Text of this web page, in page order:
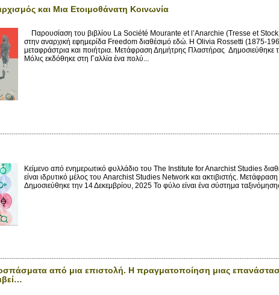
και Μια Ετοιμοθάνατη Κοινωνία
Παρουσίαση του βιβλίου La Société Mourante et l’Anarchie (Tresse et
στην αναρχική εφημερίδα Freedom διαθέσιμό εδώ. Η Olivia Rossetti (1875-
μεταφράστρια και ποιήτρια. Μετάφραση Δημήτρης Πλαστήρας Δημοσιεύθηκε
Μόλις εκδόθηκε στη Γαλλία ένα πολύ...
Κείμενο από ενημερωτικό φυλλάδιο του The Institute for Anarchist Studies
είναι ιδρυτικό μέλος του Anarchist Studies Network και ακτιβιστής.
Δημοσιεύθηκε την 14 Δεκεμβρίου, 2025 Το φύλο είναι ένα σύστημα
από μια επιστολή. Η πραγματοποίηση μιας